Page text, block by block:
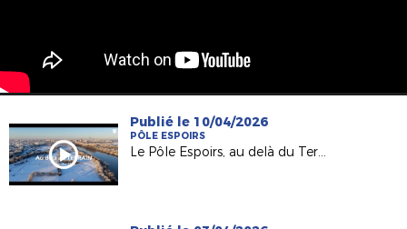
Publié le 10/04/2026
PÔLE ESPOIRS
Le Pôle Espoirs, au delà du Terrain